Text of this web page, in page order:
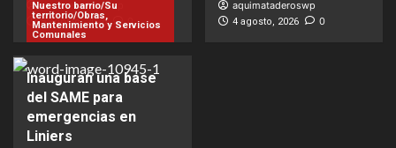
aquimataderoswp
5 agosto, 2026 0
aquimataderoswp
4 agosto, 2026 0
Nuestro barrio/Su
territorio/Obras,
Mantenimiento y Servicios
Comunales
Inauguran una base
del SAME para
emergencias en
Liniers